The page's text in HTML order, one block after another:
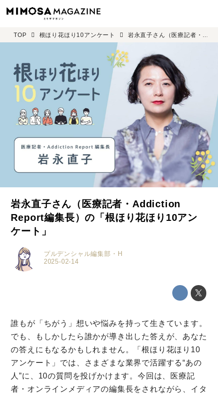
TOP 根ほり花ほり10アンケート 岩永直子さん（医療記者・Addiction Report編集長）の「根ほり花ほり10アンケート」
岩永直子さん（医療記者・Addiction
Report編集長）の「根ほり花ほり10アン
ケート」
2025-02-14
プルデンシャル編集部・H
誰もが「ちがう」想いや悩みを持って⽣きています。
でも、もしかしたら誰かが導き出した答えが、あなた
の答えにもなるかもしれません。「根ほり花ほり10
アンケート」では、さまざまな業界で活躍する“あの
人”に、10の質問を投げかけます。今回は、医療記
者・オンラインメディアの編集長をされながら、イタ